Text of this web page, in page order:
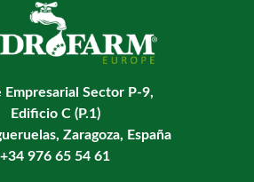
Empresarial Sector P-9,
Edificio C (P.1)
Zaragoza, España
+34 976 65 54 61